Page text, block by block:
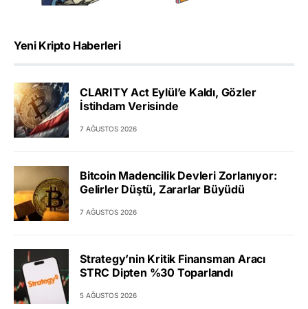
Yeni Kripto Haberleri
CLARITY Act Eylül’e Kaldı, Gözler
İstihdam Verisinde
7 AĞUSTOS 2026
Bitcoin Madencilik Devleri Zorlanıyor:
Gelirler Düştü, Zararlar Büyüdü
7 AĞUSTOS 2026
Strategy’nin Kritik Finansman Aracı
STRC Dipten %30 Toparlandı
5 AĞUSTOS 2026